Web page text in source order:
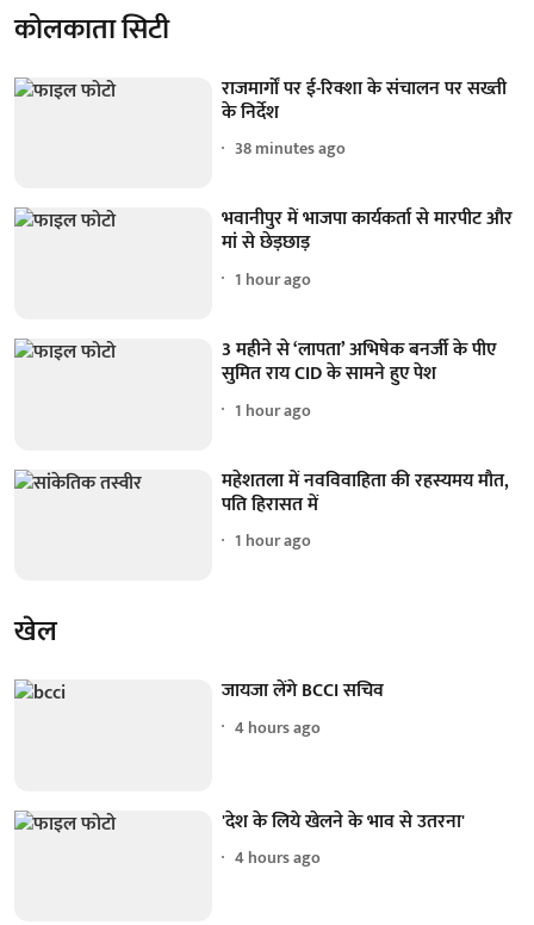
कोलकाता सिटी
राजमार्गों पर ई-रिक्शा के संचालन पर सख्ती
के निर्देश
38 minutes ago
भवानीपुर में भाजपा कार्यकर्ता से मारपीट और
मां से छेड़छाड़
1 hour ago
3 महीने से ‘लापता’ अभिषेक बनर्जी के पीए
सुमित राय CID के सामने हुए पेश
1 hour ago
महेशतला में नवविवाहिता की रहस्यमय मौत,
पति हिरासत में
1 hour ago
खेल
जायजा लेंगे BCCI सचिव
4 hours ago
'देश के लिये खेलने के भाव से उतरना'
4 hours ago